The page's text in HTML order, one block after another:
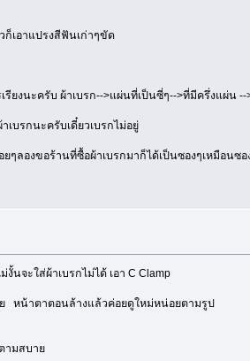
เอาแปรงสีฟันเก่าๆขัด
งนะครับ ผ้าเบรก-->แผ่นที่เป็นซี่ๆ-->ที่มีครึ่งแผ่น --
บรกนะครับเดี๋ยวเบรกไม่อยู่
ลองขอร้านที่ซื้อผ้าเบรกมาก็ได้เป็นซองๆเหมือน
จะใส่ผ้าเบรกไม่ได้ เอา C Clamp
ย หน้าตาตอนล้างแล้วค่อยดูใหม่หน่อยตามรูป
ามสบาย